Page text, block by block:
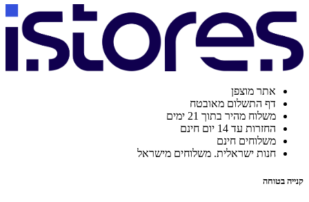
אתר מוצפן
דף התשלום מאובטח
משלוח מהיר בתוך 21 ימים
החזרות עד 14 יום חינם
משלוחים חינם
חנות ישראלית. משלוחים מישראל
קנייה בטוחה